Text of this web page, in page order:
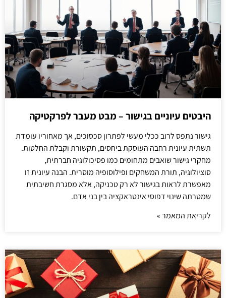
היבטים עיוניים בגישור – מבט מעבר לפרקטיקה
גישור נתפס לרוב ככלי מעשי לפתרון סכסוכים, אך מאחוריו עומדת
תשתית עיונית רחבה העוסקת ביחסים, תקשורת וקבלת החלטות.
מחקרי גישור שואבים מתחומים כמו פסיכולוגיה חברתית,
סוציולוגיה, תורת המשחקים ופילוסופיה מוסרית. הבנה עיונית זו
מאפשרת לראות בגישור לא רק טכניקה, אלא מסגרת חשיבתית
שמטרתה שינוי דפוסי אינטראקציה בין בני אדם.
לקריאת המאמר »